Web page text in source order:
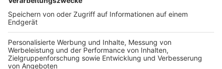
TOP-VEREINE